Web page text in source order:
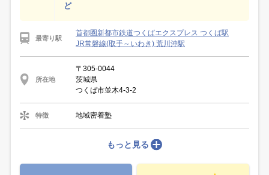
ど
最寄り駅
首都圏新都市鉄道つくばエクスプレス つくば駅
JR常磐線(取手～いわき) 荒川沖駅
所在地
〒305-0044
茨城県
つくば市並木4-3-2
特徴 地域密着塾
もっと見る